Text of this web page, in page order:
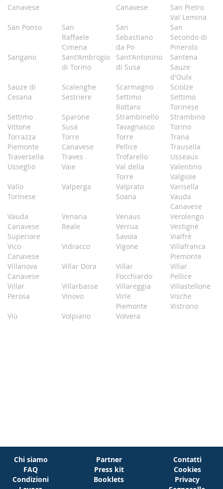
Canavese
Canavese
San Pietro
Val Lemina
San Ponso
San
Raffaele
Cimena
San
Sebastiano
da Po
San
Secondo di
Pinerolo
Sangano
Sant'Ambrogio
di Torino
Sant'Antonino
di Susa
Santena
Sauze
d'Oulx
Sauze di
Cesana
Scalenghe Scarmagno
Sciolze
Sestriere
Settimo
Rottaro
Settimo
Torinese
Settimo
Vittone
Sparone Strambinello
Strambino
Susa
Tavagnasco
Torino
Torrazza
Piemonte
Torre
Canavese
Torre
Pellice
Trana
Trausella
Traversella
Traves Trofarello
Usseaux
Usseglio
Vaie
Val della
Torre
Valentino
Valgioie
Vallo
Torinese
Valperga
Valprato
Soana
Varisella
Vauda
Canavese
Vauda
Canavese
Superiore
Venaria
Reale
Venaus
Verolengo
Verrua
Savoia
Vestignè
Vialfrè
Vico
Canavese
Vidracco Vigone
Villafranca
Piemonte
Villanova
Canavese
Villar Dora
Villar
Focchiardo
Villar
Pellice
Villar
Perosa
Villarbasse Villareggia
Villastellone
Vinovo
Virle
Piemonte
Vische
Vistrorio
Viù
Volpiano Volvera
Chi siamo
FAQ
Condizioni
Partner
Press kit
Booklets
Contatti
Cookies
Privacy